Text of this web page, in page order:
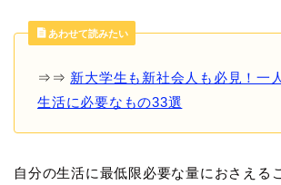
あわせて読みたい
⇒⇒ 新大学生も新社会人も必見！一
生活に必要なもの33選
自分の生活に最低限必要な量におさえる